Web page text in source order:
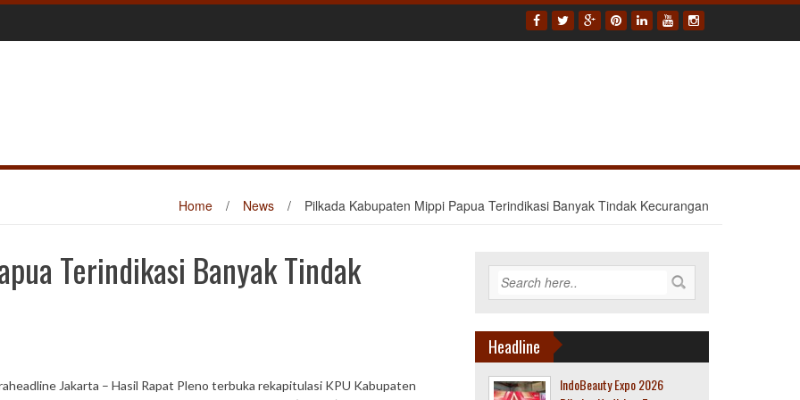
Home / News / Pilkada Kabupaten Mippi Papua Terindikasi Banyak Tindak Kecurangan
Terindikasi Banyak Tindak
Jakarta – Hasil Rapat Pleno terbuka rekapitulasi KPU Kabupaten
Headline
IndoBeauty Expo 2026